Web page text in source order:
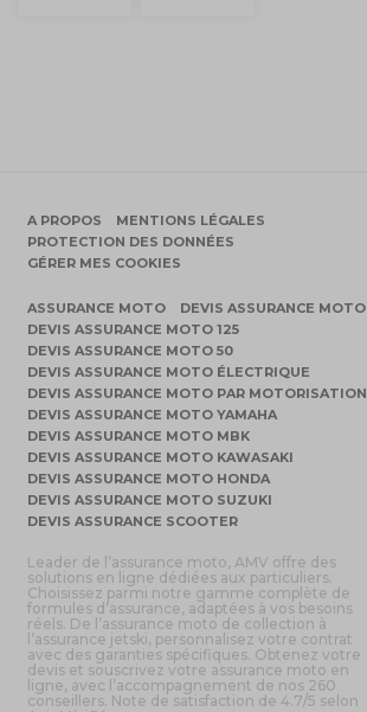
A PROPOS
MENTIONS LÉGALES
PROTECTION DES DONNÉES
GÉRER MES COOKIES
ASSURANCE MOTO
DEVIS ASSURANCE MOTO
DEVIS ASSURANCE MOTO 125
DEVIS ASSURANCE MOTO 50
DEVIS ASSURANCE MOTO ÉLECTRIQUE
DEVIS ASSURANCE MOTO PAR MOTORISATION
DEVIS ASSURANCE MOTO YAMAHA
DEVIS ASSURANCE MOTO MBK
DEVIS ASSURANCE MOTO KAWASAKI
DEVIS ASSURANCE MOTO HONDA
DEVIS ASSURANCE MOTO SUZUKI
DEVIS ASSURANCE SCOOTER
Leader de l’assurance moto, AMV offre des
solutions en ligne dédiées aux particuliers.
Choisissez parmi notre gamme complète de
formules d’assurance, adaptées à vos besoins
réels. De l’assurance moto de collection à
l’assurance jetski, personnalisez votre contrat
avec des garanties spécifiques. Obtenez votre
devis et souscrivez votre assurance moto en
ligne, avec l’accompagnement de nos 260
conseillers. Note de satisfaction de 4.7/5 selon